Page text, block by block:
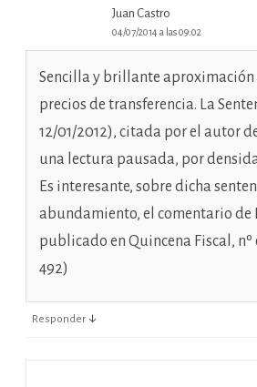
Juan Castro
04/07/2014 a las 09:02
Sencilla y brillante aproximación
precios de transferencia. La
12/01/2012), citada por el autor
una lectura pausada, por
Es interesante, sobre dicha
abundamiento, el comentario de
publicado en Quincena Fiscal, nº
492)
Responder ↓